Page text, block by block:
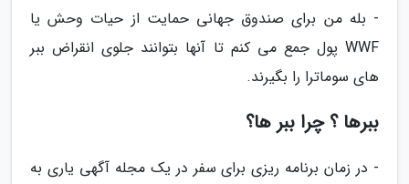
- بله من برای صندوق جهانی حمایت از حیات وحش یا
WWF پول جمع می کنم تا آنها بتوانند جلوی انقراض ببر
های سوماترا را بگیرند.
ببرها ؟ چرا ببر ها؟
- در زمان برنامه ریزی برای سفر در یک مجله آگهی یاری به